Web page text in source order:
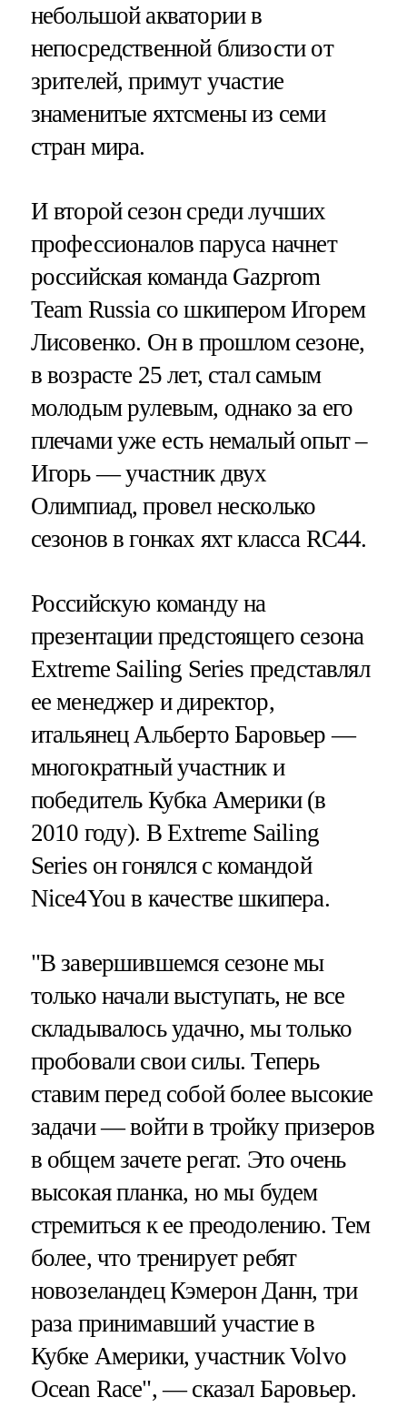
небольшой акватории в
непосредственной близости от
зрителей, примут участие
знаменитые яхтсмены из семи
стран мира.
И второй сезон среди лучших
профессионалов паруса начнет
российская команда Gazprom
Team Russia cо шкипером Игорем
Лисовенко. Он в прошлом сезоне,
в возрасте 25 лет, стал самым
молодым рулевым, однако за его
плечами уже есть немалый опыт –
Игорь — участник двух
Олимпиад, провел несколько
сезонов в гонках яхт класса RC44.
Российскую команду на
презентации предстоящего сезона
Extreme Sailing Series представлял
ее менеджер и директор,
итальянец Альберто Баровьер —
многократный участник и
победитель Кубка Америки (в
2010 году). В Extreme Sailing
Series он гонялся с командой
Nice4You в качестве шкипера.
"В завершившемся сезоне мы
только начали выступать, не все
складывалось удачно, мы только
пробовали свои силы. Теперь
ставим перед собой более высокие
задачи — войти в тройку призеров
в общем зачете регат. Это очень
высокая планка, но мы будем
стремиться к ее преодолению. Тем
более, что тренирует ребят
новозеландец Кэмерон Данн, три
раза принимавший участие в
Кубке Америки, участник Volvo
Ocean Race", — сказал Баровьер.